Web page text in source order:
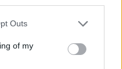
Outs
of my